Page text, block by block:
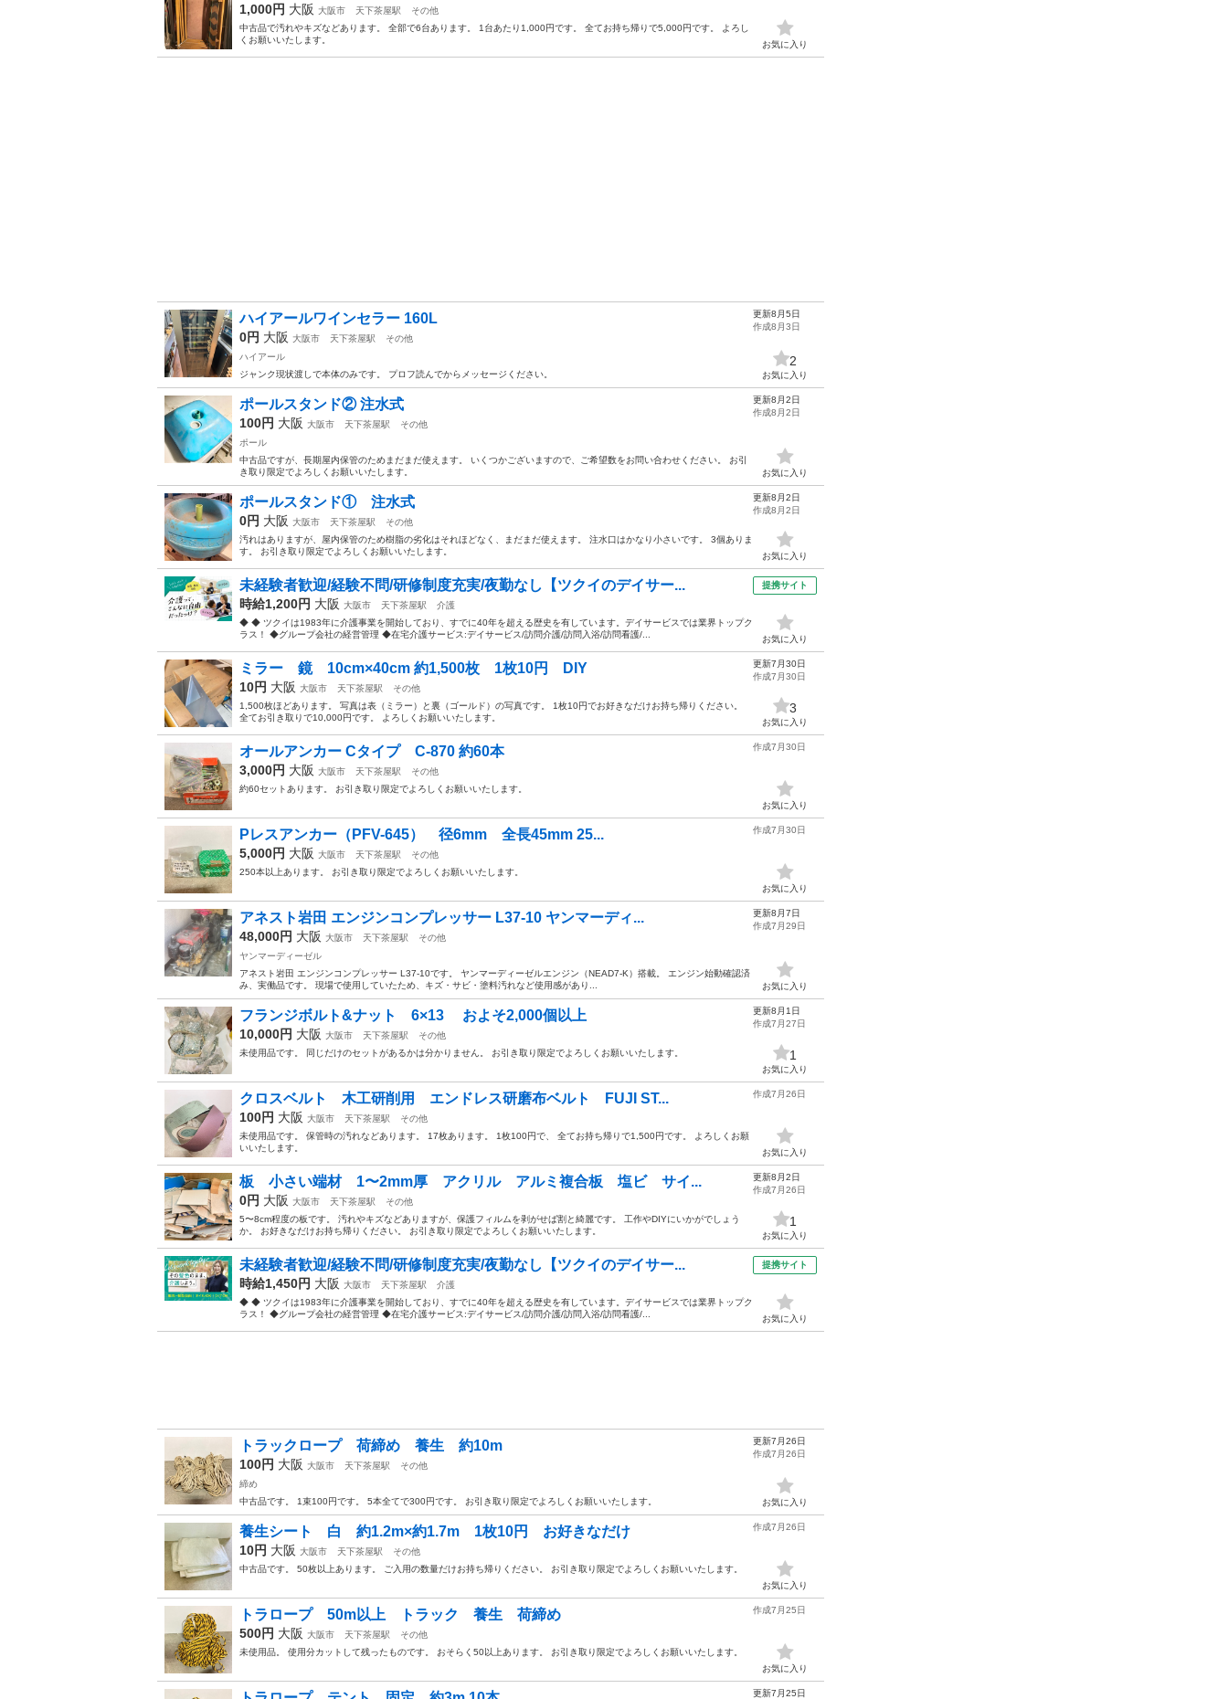
1,000円 大阪 大阪市 天下茶屋駅
その他
中古品で汚れやキズなどあります。 全部で6台あります。 1台あたり1,000円です。 全てお持ち帰りで5,000円です。 よろし
くお願いいたします。
お気に入り
ハイアールワインセラー 160L
0円 大阪 大阪市 天下茶屋駅
その他
ハイアール
ジャンク現状渡しで本体のみです。 プロフ読んでからメッセージください。
更新8月5日
作成8月3日
2
お気に入り
ポールスタンド② 注水式
100円 大阪 大阪市 天下茶屋駅
その他
ポール
中古品ですが、長期屋内保管のためまだまだ使えます。 いくつかございますので、ご希望数をお問い合わせください。 お引
き取り限定でよろしくお願いいたします。
更新8月2日
作成8月2日
お気に入り
ポールスタンド① 注水式
0円 大阪 大阪市 天下茶屋駅
その他
汚れはありますが、屋内保管のため樹脂の劣化はそれほどなく、まだまだ使えます。 注水口はかなり小さいです。 3個ありま
す。 お引き取り限定でよろしくお願いいたします。
更新8月2日
作成8月2日
お気に入り
未経験者歓迎/経験不問/研修制度充実/夜勤なし【ツクイのデイサー...
時給1,200円 大阪 大阪市 天下茶屋駅
介護
◆ ◆ ツクイは1983年に介護事業を開始しており、すでに40年を超える歴史を有しています。デイサービスでは業界トップク
ラス！ ◆グループ会社の経営管理 ◆在宅介護サービス:デイサービス/訪問介護/訪問入浴/訪問看護/...
提携サイト
お気に入り
ミラー 鏡 10cm×40cm 約1,500枚 1枚10円 DIY
10円 大阪 大阪市 天下茶屋駅
その他
1,500枚ほどあります。 写真は表（ミラー）と裏（ゴールド）の写真です。 1枚10円でお好きなだけお持ち帰りください。
全てお引き取りで10,000円です。 よろしくお願いいたします。
更新7月30日
作成7月30日
3
お気に入り
オールアンカー Cタイプ C-870 約60本
3,000円 大阪 大阪市 天下茶屋駅
その他
約60セットあります。 お引き取り限定でよろしくお願いいたします。
作成7月30日
お気に入り
Pレスアンカー（PFV-645） 径6mm 全長45mm 25...
5,000円 大阪 大阪市 天下茶屋駅
その他
250本以上あります。 お引き取り限定でよろしくお願いいたします。
作成7月30日
お気に入り
アネスト岩田 エンジンコンプレッサー L37-10 ヤンマーディ...
48,000円 大阪 大阪市 天下茶屋駅
その他
ヤンマーディーゼル
アネスト岩田 エンジンコンプレッサー L37-10です。 ヤンマーディーゼルエンジン（NEAD7-K）搭載。 エンジン始動確認済
み、実働品です。 現場で使用していたため、キズ・サビ・塗料汚れなど使用感があり...
更新8月7日
作成7月29日
お気に入り
フランジボルト&ナット 6×13 およそ2,000個以上
10,000円 大阪 大阪市 天下茶屋駅
その他
未使用品です。 同じだけのセットがあるかは分かりません。 お引き取り限定でよろしくお願いいたします。
更新8月1日
作成7月27日
1
お気に入り
クロスベルト 木工研削用 エンドレス研磨布ベルト FUJI ST...
100円 大阪 大阪市 天下茶屋駅
その他
未使用品です。 保管時の汚れなどあります。 17枚あります。 1枚100円で、 全てお持ち帰りで1,500円です。 よろしくお願
いいたします。
作成7月26日
お気に入り
板 小さい端材 1〜2mm厚 アクリル アルミ複合板 塩ビ サイ...
0円 大阪 大阪市 天下茶屋駅
その他
5〜8cm程度の板です。 汚れやキズなどありますが、保護フィルムを剥がせば割と綺麗です。 工作やDIYにいかがでしょう
か。 お好きなだけお持ち帰りください。 お引き取り限定でよろしくお願いいたします。
更新8月2日
作成7月26日
1
お気に入り
未経験者歓迎/経験不問/研修制度充実/夜勤なし【ツクイのデイサー...
時給1,450円 大阪 大阪市 天下茶屋駅
介護
◆ ◆ ツクイは1983年に介護事業を開始しており、すでに40年を超える歴史を有しています。デイサービスでは業界トップク
ラス！ ◆グループ会社の経営管理 ◆在宅介護サービス:デイサービス/訪問介護/訪問入浴/訪問看護/...
提携サイト
お気に入り
トラックロープ 荷締め 養生 約10m
100円 大阪 大阪市 天下茶屋駅
その他
締め
中古品です。 1束100円です。 5本全てで300円です。 お引き取り限定でよろしくお願いいたします。
更新7月26日
作成7月26日
お気に入り
養生シート 白 約1.2m×約1.7m 1枚10円 お好きなだけ
10円 大阪 大阪市 天下茶屋駅
その他
中古品です。 50枚以上あります。 ご入用の数量だけお持ち帰りください。 お引き取り限定でよろしくお願いいたします。
作成7月26日
お気に入り
トラロープ 50m以上 トラック 養生 荷締め
500円 大阪 大阪市 天下茶屋駅
その他
未使用品。 使用分カットして残ったものです。 おそらく50以上あります。 お引き取り限定でよろしくお願いいたします。
作成7月25日
お気に入り
更新7月25日